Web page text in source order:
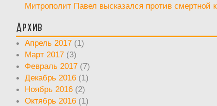
Митрополит Павел высказался против смертной
Архив
Апрель 2017 (1)
Март 2017 (3)
Февраль 2017 (7)
Декабрь 2016 (1)
Ноябрь 2016 (2)
Октябрь 2016 (1)